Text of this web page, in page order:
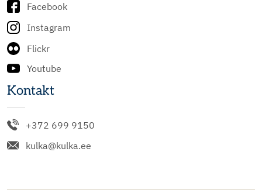
Facebook
Instagram
Flickr
Youtube
Kontakt
+372 699 9150
kulka@kulka.ee